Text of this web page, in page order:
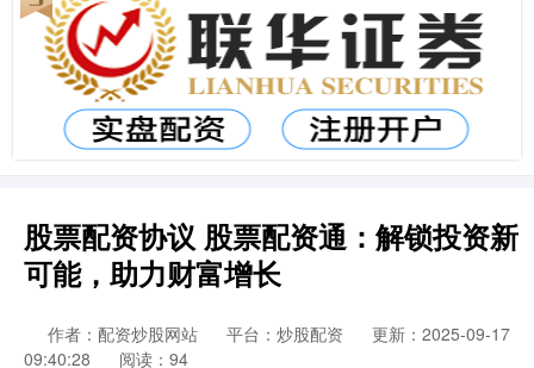
股票配资协议 股票配资通：解锁投资新
可能，助力财富增长
作者：配资炒股网站 平台：炒股配资
更新：2025-09-17
09:40:28
阅读：94